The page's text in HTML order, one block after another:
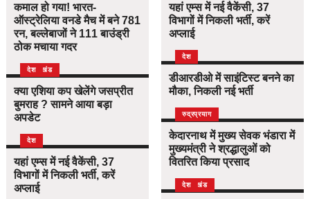
कमाल हो गया! भारत-
ऑस्ट्रेलिया वनडे मैच में बने 781
रन, बल्लेबाजों ने 111 बाउंड्री
ठोक मचाया गदर
उत्तराखंड
देश
क्या एशिया कप खेलेंगे जसप्रीत
बुमराह ? सामने आया बड़ा
अपडेट
देश
यहां एम्स में नई वैकेंसी, 37
विभागों में निकली भर्ती, करें
अप्लाई
यहां एम्स में नई वैकेंसी, 37
विभागों में निकली भर्ती, करें
अप्लाई
देश
डीआरडीओ में साइंटिस्ट बनने का
मौका, निकली नई भर्ती
उत्तराखंड
देश
रुद्रप्रयाग
केदारनाथ में मुख्य सेवक भंडारा में
मुख्यमंत्री ने श्रद्धालुओं को
वितरित किया प्रसाद
उत्तराखंड
देश